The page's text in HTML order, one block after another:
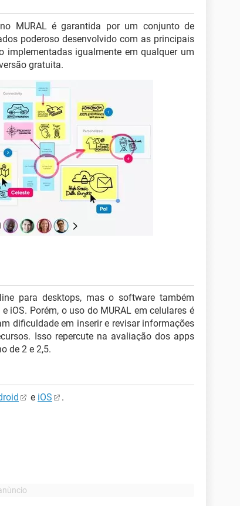
MURAL é garantida por um conjunto de
poderoso desenvolvido com as principais
implementadas igualmente em qualquer um
gratuita.
para desktops, mas o software também
iOS. Porém, o uso do MURAL em celulares é
dificuldade em inserir e revisar informações
Isso repercute na avaliação dos apps
de 2 e 2,5.
e iOS .